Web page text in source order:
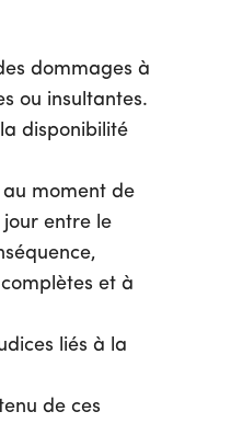
dommages à
ou insultantes.
disponibilité
au moment de
jour entre le
et à
liés à la
de ces